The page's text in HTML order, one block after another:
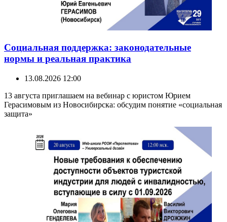
Социальная поддержка: законодательные
нормы и реальная практика
13.08.2026 12:00
13 августа приглашаем на вебинар с юристом Юрием
Герасимовым из Новосибирска: обсудим понятие «социальная
защита»